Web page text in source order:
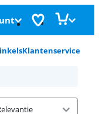
Klantenservice